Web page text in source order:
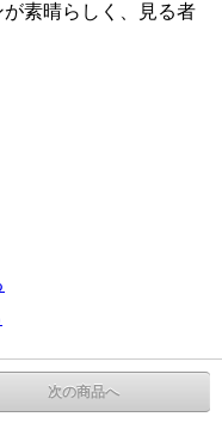
素晴らしく、見る者
次の商品へ